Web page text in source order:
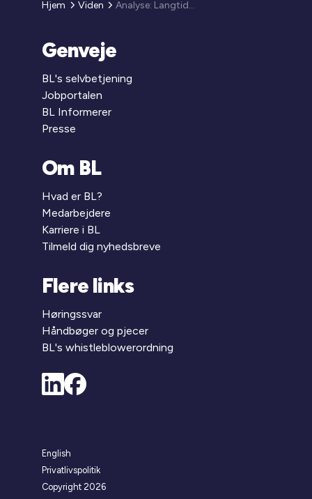
Hjem Viden Analyse: Langtidsledige almene boliger
Genveje
BL's selvbetjening
Jobportalen
BL Informerer
Presse
Om BL
Hvad er BL?
Medarbejdere
Karriere i BL
Tilmeld dig nyhedsbreve
Flere links
Høringssvar
Håndbøger og pjecer
BL's whistleblowerordning
English
Privatlivspolitik
Copyright 2026